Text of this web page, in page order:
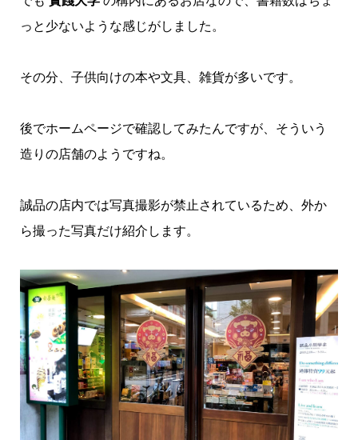
っと少ないような感じがしました。
その分、子供向けの本や文具、雑貨が多いです。
後でホームページで確認してみたんですが、そういう
造りの店舗のようですね。
誠品の店内では写真撮影が禁止されているため、外か
ら撮った写真だけ紹介します。